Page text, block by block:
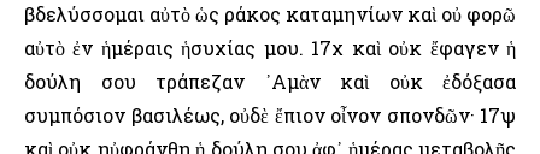
βδελύσσομαι αὐτὸ ὡς ράκος καταμηνίων καὶ οὐ φορῶ
αὐτὸ ἐν ἡμέραις ἡσυχίας μου. 17χ καὶ οὐκ ἔφαγεν ἡ
δούλη σου τράπεζαν ᾿Αμὰν καὶ οὐκ ἐδόξασα
συμπόσιον βασιλέως, οὐδὲ ἔπιον οἶνον σπονδῶν· 17ψ
καὶ οὐκ ηὐφράνθη ἡ δούλη σου ἀφ᾿ ἡμέρας μεταβολῆς